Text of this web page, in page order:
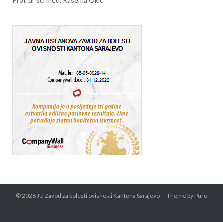
© 2026 JU Zavod za bolesti ovisnosti Kantona Sarajevo Theme by Puro